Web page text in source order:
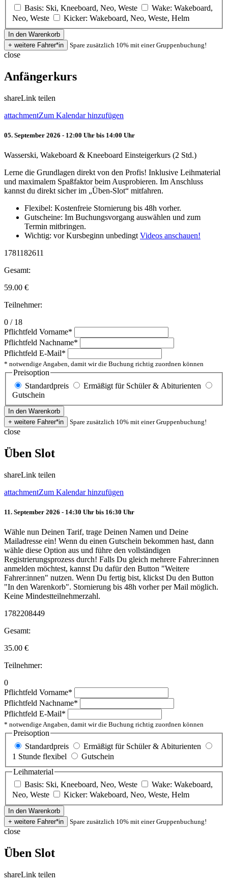
Basis: Ski, Kneeboard, Neo, Weste
Wake: Wakeboard,
Neo, Weste
Kicker: Wakeboard, Neo, Weste, Helm
Spare zusätzlich 10% mit einer Gruppenbuchung!
close
Anfängerkurs
shareLink teilen
attachmentZum Kalendar hinzufügen
05. September 2026 - 12:00 Uhr bis 14:00 Uhr
Wasserski, Wakeboard & Kneeboard Einsteigerkurs (2 Std.)
Lerne die Grundlagen direkt von den Profis! Inklusive Leihmaterial
und maximalem Spaßfaktor beim Ausprobieren. Im Anschluss
kannst du direkt sicher im „Üben-Slot“ mitfahren.
Flexibel: Kostenfreie Stornierung bis 48h vorher.
Gutscheine: Im Buchungsvorgang auswählen und zum
Termin mitbringen.
Wichtig: vor Kursbeginn unbedingt Videos anschauen!
1781182611
Gesamt:
59.00 €
Teilnehmer:
0 / 18
Pflichtfeld Vorname*
Pflichtfeld Nachname*
Pflichtfeld E-Mail*
* notwendige Angaben, damit wir die Buchung richtig zuordnen können
Preisoption
Standardpreis
Ermäßigt für Schüler & Abiturienten
Gutschein
Spare zusätzlich 10% mit einer Gruppenbuchung!
close
Üben Slot
shareLink teilen
attachmentZum Kalendar hinzufügen
11. September 2026 - 14:30 Uhr bis 16:30 Uhr
Wähle nun Deinen Tarif, trage Deinen Namen und Deine
Mailadresse ein! Wenn du einen Gutschein bekommen hast, dann
wähle diese Option aus und führe den vollständigen
Registrierungsprozess durch! Falls Du gleich mehrere Fahrer:innen
anmelden möchtest, kannst Du dafür den Button "Weitere
Fahrer:innen" nutzen. Wenn Du fertig bist, klickst Du den Button
"In den Warenkorb". Stornierung bis 48h vorher per Mail möglich.
Keine Mindestteilnehmerzahl.
1782208449
Gesamt:
35.00 €
Teilnehmer:
0
Pflichtfeld Vorname*
Pflichtfeld Nachname*
Pflichtfeld E-Mail*
* notwendige Angaben, damit wir die Buchung richtig zuordnen können
Preisoption
Standardpreis
Ermäßigt für Schüler & Abiturienten
1 Stunde flexibel
Gutschein
Leihmaterial
Basis: Ski, Kneeboard, Neo, Weste
Wake: Wakeboard,
Neo, Weste
Kicker: Wakeboard, Neo, Weste, Helm
Spare zusätzlich 10% mit einer Gruppenbuchung!
close
Üben Slot
shareLink teilen